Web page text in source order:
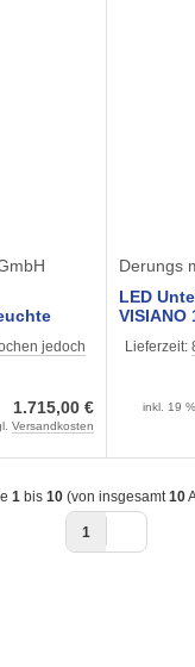
jedoch
1.715,00 €
Versandkosten
Derungs
LED
VISIANO
Lieferzeit:
inkl. 19
1 bis 10(von insgesamt 10
1